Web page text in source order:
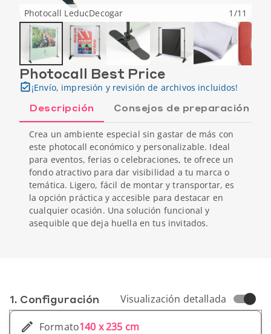
Photocall LeducDecogar 1 /11
Photocall Best Price
¡Envío, impresión y revisión de archivos incluidos!
Descripción Consejos de preparación
Crea un ambiente especial sin gastar de más con
este photocall económico y personalizable. Ideal
para eventos, ferias o celebraciones, te ofrece un
fondo atractivo para dar visibilidad a tu marca o
temática. Ligero, fácil de montar y transportar, es
la opción práctica y accesible para destacar en
cualquier ocasión. Una solución funcional y
asequible que deja huella en tus invitados.
1. Conf­iguración Visualización detallada
Formato140 x 235 cm